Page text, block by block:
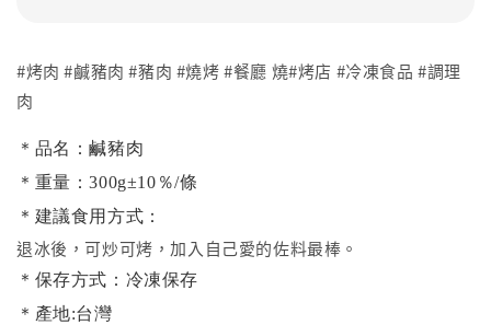
#烤肉 #鹹豬肉 #豬肉 #燒烤 #餐廳 燒#烤店 #冷凍食品 #調理
肉
＊品名：鹹豬肉
＊重量：300g±10％/條
＊建議食用方式：
退冰後，可炒可烤，加入自己愛的佐料最棒。
＊保存方式：冷凍保存
＊產地:台灣